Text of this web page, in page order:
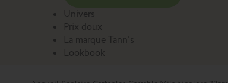
Univers
Prix doux
La marque Tann's
Lookbook